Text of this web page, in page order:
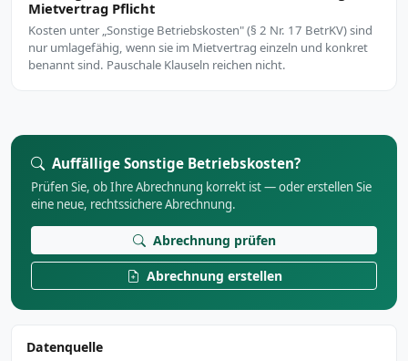
Mietvertrag Pflicht
Kosten unter „Sonstige Betriebskosten" (§ 2 Nr. 17 BetrKV) sind
nur umlagefähig, wenn sie im Mietvertrag einzeln und konkret
benannt sind. Pauschale Klauseln reichen nicht.
Auffällige Sonstige Betriebskosten?
Prüfen Sie, ob Ihre Abrechnung korrekt ist — oder erstellen Sie
eine neue, rechtssichere Abrechnung.
Abrechnung prüfen
Abrechnung erstellen
Datenquelle